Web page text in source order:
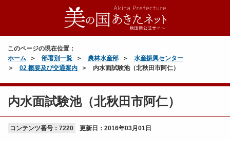
このページの現在位置：
ホーム
部署別一覧 農林水産部
水産振興センター
02 概要及び交通案内
内水面試験池（北秋田市阿仁）
内水面試験池（北秋田市阿仁）
コンテンツ番号：7220 更新日： 2016年03月01日